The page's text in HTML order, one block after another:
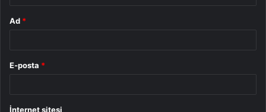
Ad *
E-posta *
İnternet sitesi